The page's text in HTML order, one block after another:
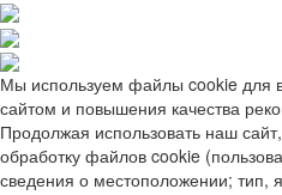
Мы используем файлы cookie для
сайтом и повышения качества
Продолжая использовать наш
обработку файлов cookie
сведения о местоположении; тип,